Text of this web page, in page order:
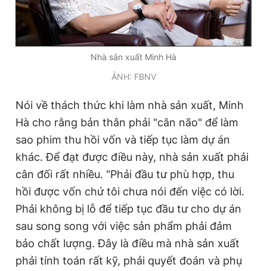
Nhà sản xuất Minh Hà
ẢNH: FBNV
Nói về thách thức khi làm nhà sản xuất, Minh
Hà cho rằng bản thân phải "cân não" để làm
sao phim thu hồi vốn và tiếp tục làm dự án
khác. Để đạt được điều này, nhà sản xuất phải
cân đối rất nhiều. "Phải đầu tư phù hợp, thu
hồi được vốn chứ tôi chưa nói đến việc có lời.
Phải không bị lỗ để tiếp tục đầu tư cho dự án
sau song song với việc sản phẩm phải đảm
bảo chất lượng. Đây là điều mà nhà sản xuất
phải tính toán rất kỹ, phải quyết đoán và phụ